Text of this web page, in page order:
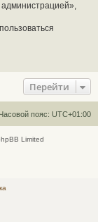
Перейти
Часовой пояс: UTC+01:00
Limited